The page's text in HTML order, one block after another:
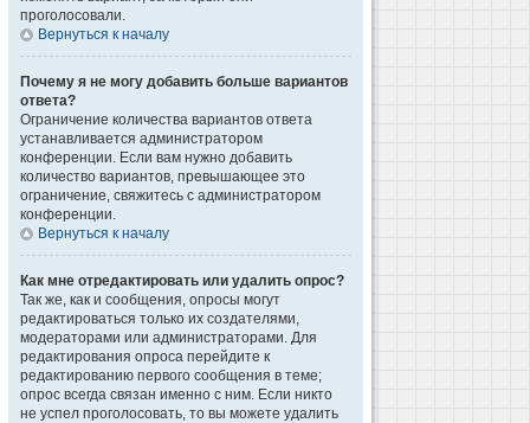
проголосовали.
Вернуться к началу
Почему я не могу добавить больше вариантов
ответа?
Ограничение количества вариантов ответа
устанавливается администратором
конференции. Если вам нужно добавить
количество вариантов, превышающее это
ограничение, свяжитесь с администратором
конференции.
Вернуться к началу
Как мне отредактировать или удалить опрос?
Так же, как и сообщения, опросы могут
редактироваться только их создателями,
модераторами или администраторами. Для
редактирования опроса перейдите к
редактированию первого сообщения в теме;
опрос всегда связан именно с ним. Если никто
не успел проголосовать, то вы можете удалить